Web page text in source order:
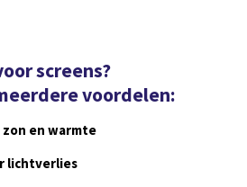
screens?
voordelen:
en warmte
lichtverlies